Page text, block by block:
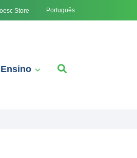
Store Português